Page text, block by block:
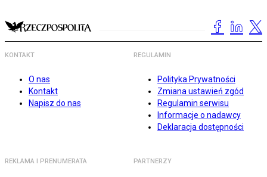
KONTAKT
O nas
Kontakt
Napisz do nas
REGULAMIN
Polityka Prywatności
Zmiana ustawień zgód
Regulamin serwisu
Informacje o nadawcy
Deklaracja dostępności
REKLAMA I PRENUMERATA PARTNERZY